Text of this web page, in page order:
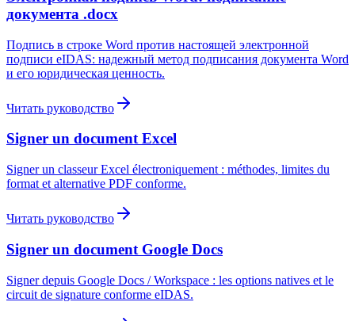
документа .docx
Подпись в строке Word против настоящей электронной
подписи eIDAS: надежный метод подписания документа Word
и его юридическая ценность.
Читать руководство
Signer un document Excel
Signer un classeur Excel électroniquement : méthodes, limites du
format et alternative PDF conforme.
Читать руководство
Signer un document Google Docs
Signer depuis Google Docs / Workspace : les options natives et le
circuit de signature conforme eIDAS.